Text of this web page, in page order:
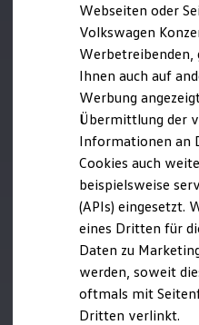
Volkswagen
R-Kollektion
GTI Kollektion
Fußball Drop
we drive football
#wedriveproud
Besitzer und Service
myVolkswagen
Software Updates
Service und
Inspektion
Reparaturen
Motorenöl
Räder und
Pannen- und
Economy
Volkswagen
Zubehör
Webseiten oder
Volkswagen
Werbetreibenden,
Ihnen auch auf
Werbung
Übermittlung der
Informationen an
Cookies auch
beispielsweise
(APIs) eingesetzt.
eines Dritten für
Daten zu
werden, soweit
oftmals mit
Dritten verlinkt.